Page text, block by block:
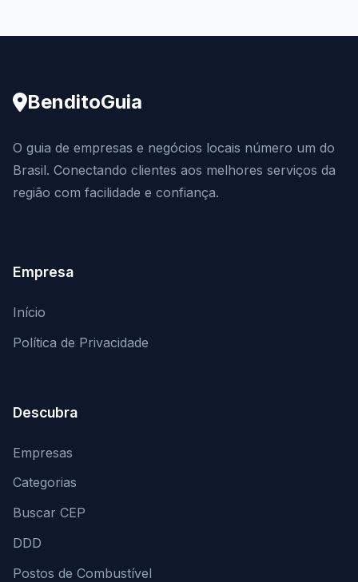
BenditoGuia
O guia de empresas e negócios locais número um do
Brasil. Conectando clientes aos melhores serviços da
região com facilidade e confiança.
Empresa
Início
Política de Privacidade
Descubra
Empresas
Categorias
Buscar CEP
DDD
Postos de Combustível